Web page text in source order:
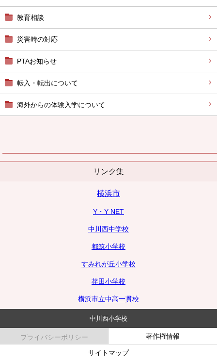
教育相談
災害時の対応
PTAお知らせ
転入・転出について
海外からの体験入学について
リンク集
横浜市
Y・Y NET
中川西中学校
都筑小学校
すみれが丘小学校
荏田小学校
横浜市立中高一貫校
中川西小学校
プライバシーポリシー 著作権情報
サイトマップ